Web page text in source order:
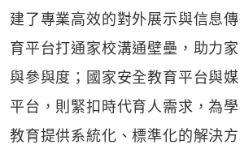
建了專業高效的對外展示與信息
育平台打通家校溝通壁壘，助力
與參與度；國家安全教育平台與
平台，則緊扣時代育人需求，為
教育提供系統化、標準化的解決